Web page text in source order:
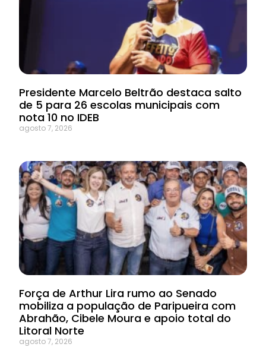
Presidente Marcelo Beltrão destaca salto
de 5 para 26 escolas municipais com
nota 10 no IDEB
agosto 7, 2026
Força de Arthur Lira rumo ao Senado
mobiliza a população de Paripueira com
Abrahão, Cibele Moura e apoio total do
Litoral Norte
agosto 7, 2026